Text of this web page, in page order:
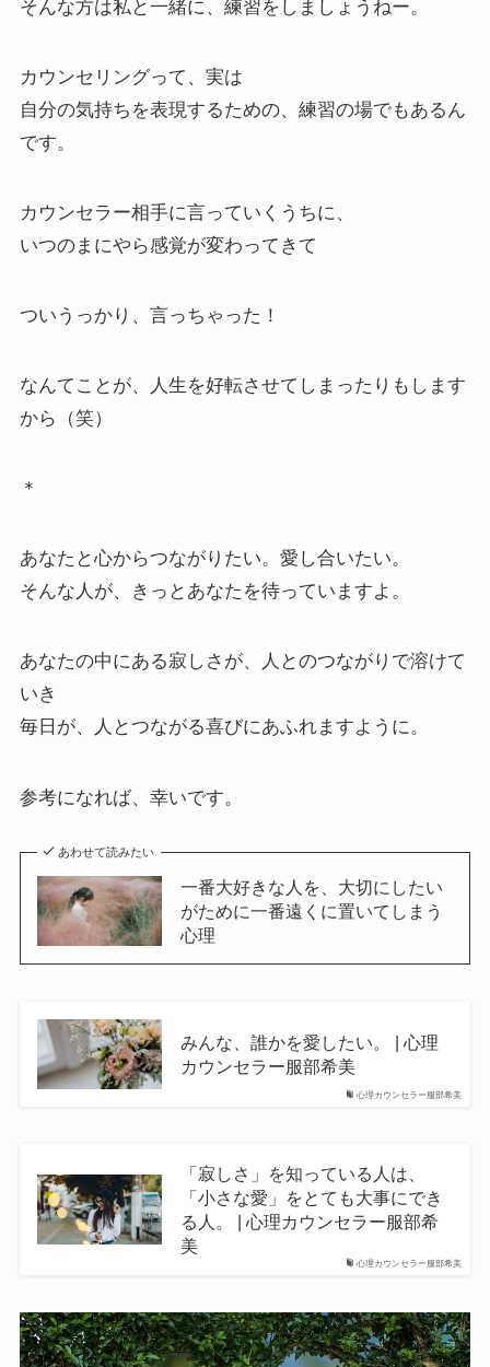
そんな方は私と一緒に、練習をしましょうねー。
カウンセリングって、実は
自分の気持ちを表現するための、練習の場でもあるん
です。
カウンセラー相手に言っていくうちに、
いつのまにやら感覚が変わってきて
ついうっかり、言っちゃった！
なんてことが、人生を好転させてしまったりもします
から（笑）
＊
あなたと心からつながりたい。愛し合いたい。
そんな人が、きっとあなたを待っていますよ。
あなたの中にある寂しさが、人とのつながりで溶けて
いき
毎日が、人とつながる喜びにあふれますように。
参考になれば、幸いです。
あわせて読みたい
一番大好きな人を、大切にしたい
がために一番遠くに置いてしまう
心理
心理カウンセラー服部希美
みんな、誰かを愛したい。 | 心理
カウンセラー服部希美
心理カウンセラー服部希美
「寂しさ」を知っている人は、
「小さな愛」をとても大事にでき
る人。 | 心理カウンセラー服部希
美